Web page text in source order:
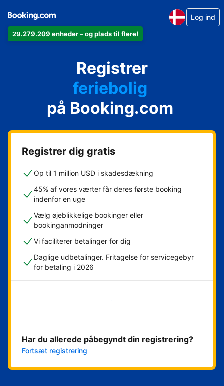
29.279.209 enheder – og plads til flere!
Log ind
Registrer
din lejlighed
dit hotel
feriebolig
dit pensionat
dit bed & breakfast
på Booking.com
Registrer dig gratis
Op til 1 million USD i skadesdækning
45% af vores værter får deres første booking
indenfor en uge
Vælg øjeblikkelige bookinger eller
bookinganmodninger
Vi faciliterer betalinger for dig
Daglige udbetalinger. Fritagelse for servicegebyr
for betaling i 2026
Kom i gang med det samme
Har du allerede påbegyndt din registrering?
Fortsæt registrering